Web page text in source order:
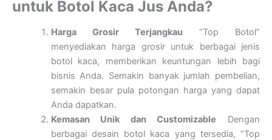
untuk Botol Kaca Jus Anda?
Harga Grosir Terjangkau “Top Botol”
menyediakan harga grosir untuk berbagai jenis
botol kaca, memberikan keuntungan lebih bagi
bisnis Anda. Semakin banyak jumlah pembelian,
semakin besar pula potongan harga yang dapat
Anda dapatkan.
Kemasan Unik dan Customizable Dengan
berbagai desain botol kaca yang tersedia, “Top